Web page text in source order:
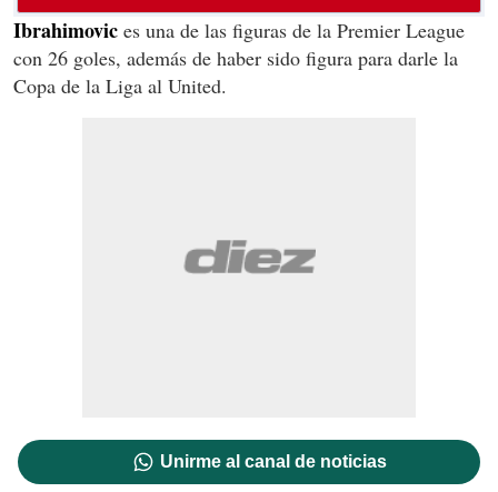
Ibrahimovic es una de las figuras de la Premier League
con 26 goles, además de haber sido figura para darle la
Copa de la Liga al United.
Unirme al canal de noticias